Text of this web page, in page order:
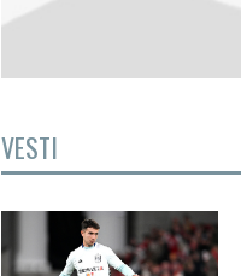
VESTI